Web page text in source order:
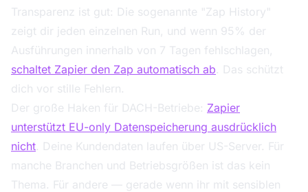
Transparenz ist gut: Die sogenannte "Zap History"
zeigt dir jeden einzelnen Run, und wenn 95% der
Ausführungen innerhalb von 7 Tagen fehlschlagen,
schaltet Zapier den Zap automatisch ab. Das schützt
dich vor stille Fehlern.
Der große Haken für DACH-Betriebe: Zapier
unterstützt EU-only Datenspeicherung ausdrücklich
nicht. Deine Kundendaten laufen über US-Server. Für
manche Branchen und Betriebsgrößen ist das kein
Thema. Für andere — gerade wenn ihr mit sensiblen